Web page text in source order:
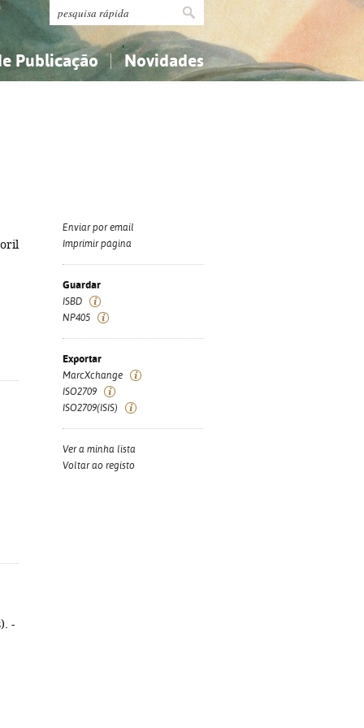
Publicação Novidades
-
Enviar por email
Imprimir página
Guardar
ISBD
NP405
Exportar
MarcXchange
ISO2709
ISO2709(ISIS)
Ver a minha lista
Voltar ao registo